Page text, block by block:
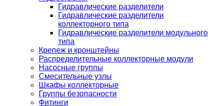
Гидравлические разделители
Гидравлические разделители
коллекторного типа
Гидравлические разделители модульного
типа
Крепеж и кронштейны
Распределительные коллекторные модули
Насосные группы
Смесительные узлы
Шкафы коллекторные
Группы безопасности
Фитинги